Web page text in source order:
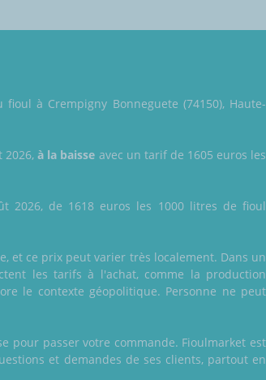
à Crempigny Bonneguete (74150), Haute-
2026,à la baisse avec un tarif de 1605 euros les
2026, de 1618 euros les 1000 litres de fioul
et ce prix peut varier très localement. Dans un
les tarifs à l'achat, comme la production
le contexte géopolitique. Personne ne peut
pour passer votre commande. Fioulmarket est
et demandes de ses clients, partout en